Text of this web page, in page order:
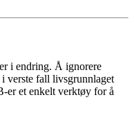
i endring. Å ignorere
verste fall livsgrunnlaget
er et enkelt verktøy for å